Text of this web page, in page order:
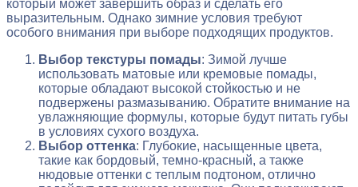
который может завершить образ и сделать его
выразительным. Однако зимние условия требуют
особого внимания при выборе подходящих продуктов.
Выбор текстуры помады: Зимой лучше
использовать матовые или кремовые помады,
которые обладают высокой стойкостью и не
подвержены размазыванию. Обратите внимание на
увлажняющие формулы, которые будут питать губы
в условиях сухого воздуха.
Выбор оттенка: Глубокие, насыщенные цвета,
такие как бордовый, темно-красный, а также
нюдовые оттенки с теплым подтоном, отлично